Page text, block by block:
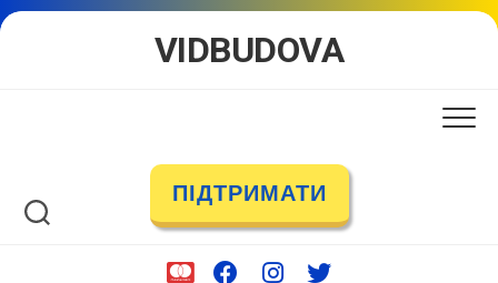
Skip
VIDBUDOVA
ПІДТРИМАТИ